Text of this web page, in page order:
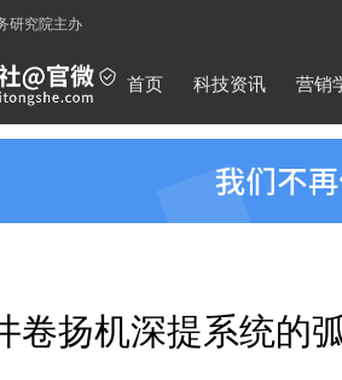
研究院主办
首页 科技资讯 营销
卷扬机深提系统的